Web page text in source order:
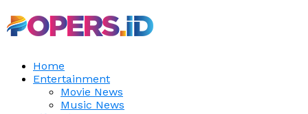
Home
Entertainment
Movie News
Music News